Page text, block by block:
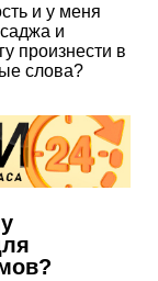
и у меня
и
произнести в
слова?